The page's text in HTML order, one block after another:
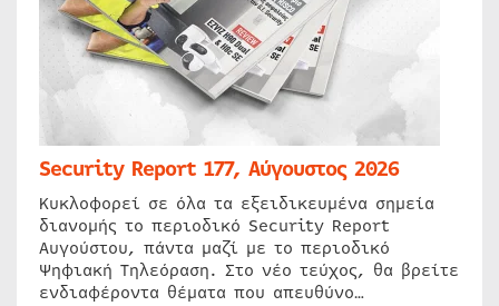
Security Report 177, Αύγουστος 2026
Κυκλοφορεί σε όλα τα εξειδικευμένα σημεία
διανομής το περιοδικό Security Report
Αυγούστου, πάντα μαζί με το περιοδικό
Ψηφιακή Τηλεόραση. Στο νέο τεύχος, θα βρείτε
ενδιαφέροντα θέματα που απευθύνο…